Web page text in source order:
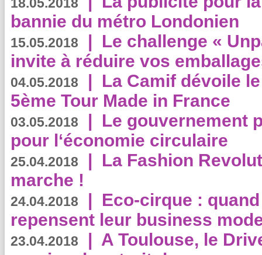
bannie du métro Londonien
15.05.2018 | Le challenge «
invite à réduire vos
04.05.2018 | La Camif dévoile
5ème Tour Made in France
03.05.2018 | Le gouvernement
pour l‘économie circulaire
25.04.2018 | La Fashion
marche !
24.04.2018 | Eco-cirque :
repensent leur business
23.04.2018 | A Toulouse, le